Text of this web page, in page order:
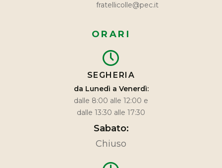
fratellicolle@pec.it
ORARI
SEGHERIA
da Lunedì a Venerdì:
dalle 8:00 alle 12:00 e
dalle 13:30 alle 17:30
Sabato:
Chiuso